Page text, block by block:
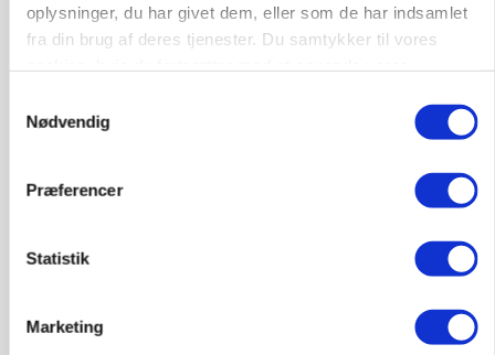
oplysninger, du har givet dem, eller som de har indsamlet
fra din brug af deres tjenester. Du samtykker til vores
Nødvendig
Præferencer
Statistik
Marketing
Fra mark til mur: Byggeriet kan åbne nyt
marked for biokul
Loading...